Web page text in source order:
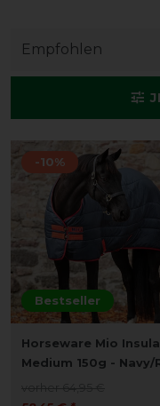
Bestseller
-10%
Horseware Mio
Medium 150g - Navy/